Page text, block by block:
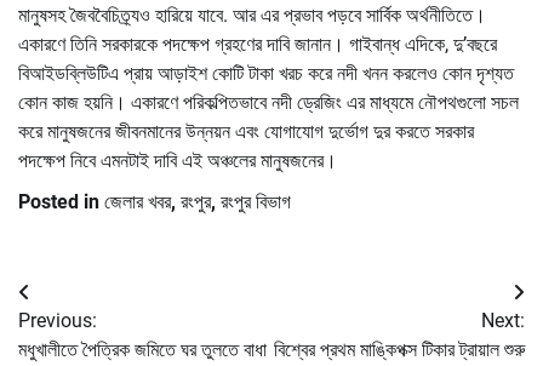
মানুষসহ জৈববৈচিত্র্যও হারিয়ে যাবে. আর এর প্রভাব পড়বে সার্বিক অর্থনীতিতে।
একারণে তিনি সরকারকে পদক্ষেপ গ্রহণের দাবি জানান। গাইবান্ধ এদিকে, দু’বছরে
বিআইডব্লিউটিএ প্রায় আড়াইশ কোটি টাকা খরচ করে নদী খনন করলেও কোন দৃশ্যত
কোন কাজ হয়নি। একারণে পরিকল্পিতভাবে নদী ড্রেজিং এর মাধ্যমে নৌপথগুলো সচল
করে মানুষজনের জীবনমানের উন্নয়ন এবং যোগাযোগ দুর্ভোগ দুর করতে সরকার
পদক্ষেপ নিবে এমনটাই দাবি এই অঞ্চলের মানুষজনের।
Posted in জেলার খবর, রংপুর, রংপুর বিভাগ
Post
navigation
Previous:
মধুখালীতে পৈত্রিক জমিতে ঘর তুলতে বাধা
Next:
বিশ্বের প্রথম মাঙ্কিপক্স টিকার ট্রায়াল শুরু